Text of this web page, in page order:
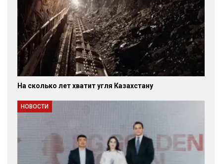
На сколько лет хватит угля Казахстану
НОВОСТИ